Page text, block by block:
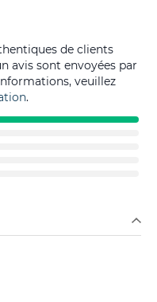
de clients
avis sont envoyées par
veuillez
.